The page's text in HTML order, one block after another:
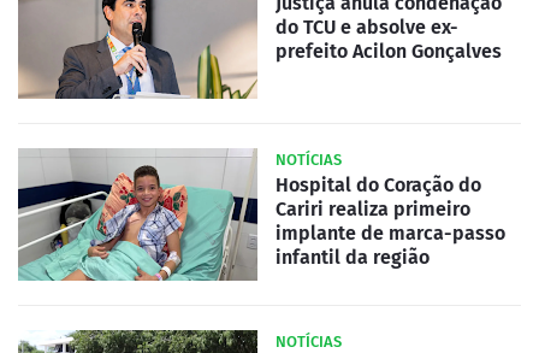
do TCU e absolve ex-
prefeito Acilon Gonçalves
NOTÍCIAS
Hospital do Coração do
Cariri realiza primeiro
implante de marca-passo
infantil da região
NOTÍCIAS